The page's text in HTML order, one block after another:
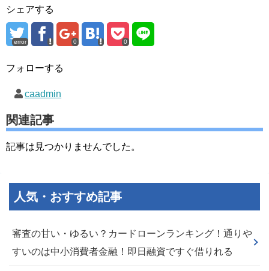
シェアする
error 0 0
フォローする
caadmin
関連記事
記事は見つかりませんでした。
人気・おすすめ記事
審査の甘い・ゆるい？カードローンランキング！通りや
すいのは中小消費者金融！即日融資ですぐ借りれる